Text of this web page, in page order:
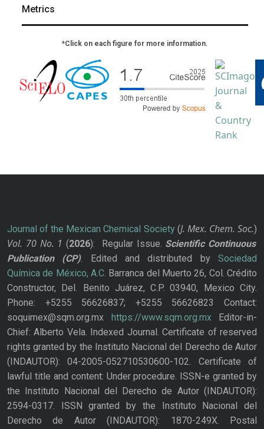
Metrics
*Click on each figure for more information.
Journal of the Mexican Chemical Society(J. Mex. Chem. Soc.)
Vol. 70 No. 1 (2026): Regular Issue. Scientific Continuous
Publication
(CP). Edited and distributed bySociedad
Química de México, A.C. Barranca del Muerto 26, Col. Crédito
Constructor, Del. Benito Juárez, C.P. 03940, Mexico City.
Phone: +5255 56626837; +5255 56626823 Contact:
soquimex@sqm.org.mx https://www.sqm.org.mxEditor-in-
Chief: Alberto Vela. Indexed Journal. Certificate of reserved
rights granted by the Instituto Nacional del Derecho de Autor
(INDAUTOR): 04-2005-052710530600-102. Certificate of
lawful title and content: Under procedure. ISSN-e granted by
the Instituto Nacional del Derecho de Autor (INDAUTOR):
2594-0317. ISSN granted by the Instituto Nacional del
Derecho de Autor (INDAUTOR): 1870-249X. Postal